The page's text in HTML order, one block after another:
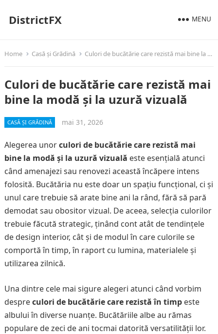
DistrictFX MENU
Home Casă și Grădină Culori de bucătărie care rezistă mai bine la modă și la uzură vizuală
Culori de bucătărie care rezistă mai
bine la modă și la uzură vizuală
CASĂ ȘI GRĂDINĂ mai 31, 2026
Alegerea unorculori de bucătărie care rezistă mai
bine la modă și la uzură vizuală este esențială atunci
când amenajezi sau renovezi această încăpere intens
folosită. Bucătăria nu este doar un spațiu funcțional, ci și
unul care trebuie să arate bine ani la rând, fără să pară
demodat sau obositor vizual. De aceea, selecția culorilor
trebuie făcută strategic, ținând cont atât de tendințele
de design interior, cât și de modul în care culorile se
comportă în timp, în raport cu lumina, materialele și
utilizarea zilnică.
Una dintre cele mai sigure alegeri atunci când vorbim
despreculori de bucătărie care rezistă în timpeste
albului în diverse nuanțe. Bucătăriile albe au rămas
populare de zeci de ani tocmai datorită versatilității lor.